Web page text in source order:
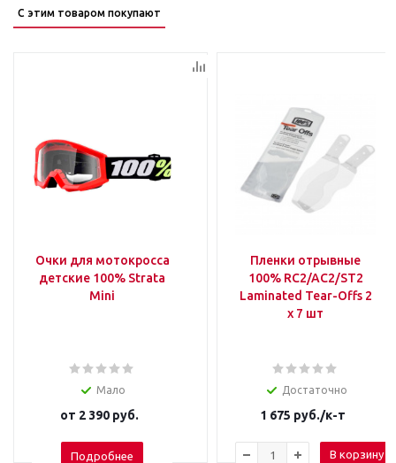
С этим товаром покупают
Очки для мотокросса
детские 100% Strata
Mini
Мало
от 2 390 руб.
Подробнее
Пленки отрывные
100% RC2/AC2/ST2
Laminated Tear-Offs 2
x 7 шт
Достаточно
1 675 руб./к-т
В корзину